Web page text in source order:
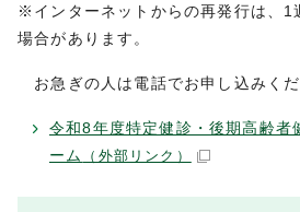
※インターネットからの再発行は、1
場合があります。
お急ぎの人は電話でお申し込みくだ
令和8年度特定健診・後期高齢者
ーム
（外部リンク）